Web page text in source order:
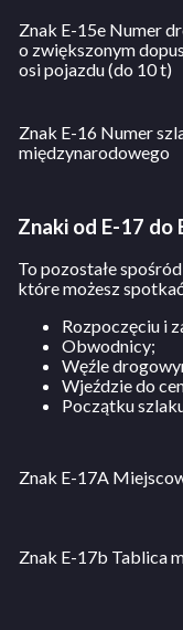
Znak E-15e Numer
o zwiększonym
osi pojazdu (do 10 t)
Znak E-16 Numer
międzynarodowego
Znaki od E-17 do
To pozostałe spośród
które możesz
Rozpoczęciu i
Obwodnicy;
Węźle
Wjeździe do
Początku
Znak E-17A
Znak E-17b Tablica